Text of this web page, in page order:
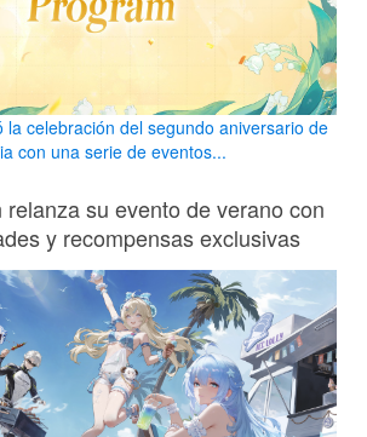
la celebración del segundo aniversario de
con una serie de eventos...
su evento de verano con
y recompensas exclusivas